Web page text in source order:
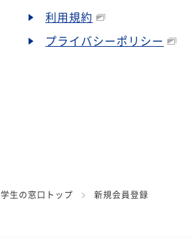
利用規約
プライバシーポリシー
学生の窓口トップ 新規会員登録